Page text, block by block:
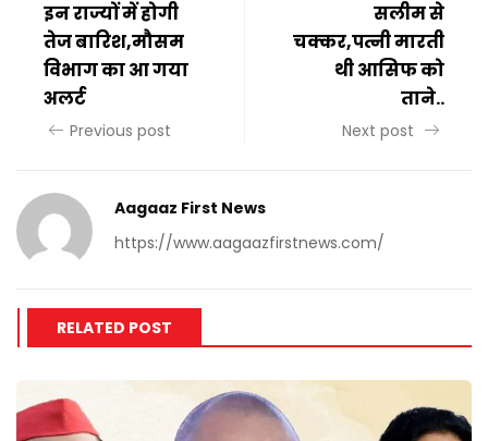
इन राज्यों में होगी
तेज बारिश,मौसम
विभाग का आ गया
अलर्ट
Previous post
सलीम से
चक्कर,पत्नी मारती
थी आसिफ को
ताने..
Next post
Aagaaz First News
https://www.aagaazfirstnews.com/
RELATED POST